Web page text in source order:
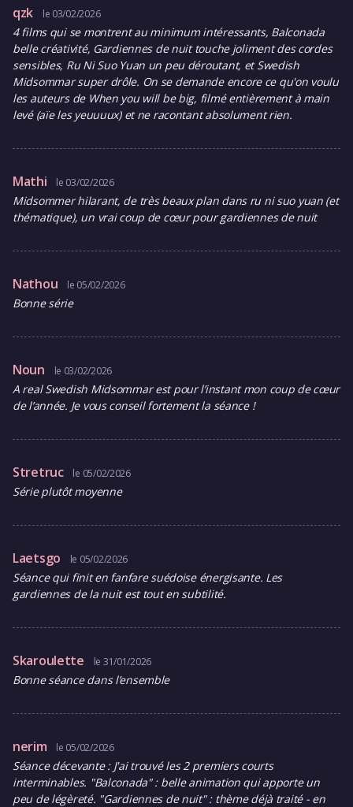
qzk le 03/02/2026
4 films qui se montrent au minimum intéressants, Balconada
belle créativité, Gardiennes de nuit touche joliment des cordes
sensibles, Ru Ni Suo Yuan un peu déroutant, et Swedish
Midsommar super drôle. On se demande encore ce qu'on voulu
les auteurs de When you will be big, filmé entièrement à main
levé (aïe les yeuuuux) et ne racontant absolument rien.
Mathi le 03/02/2026
Midsommer hilarant, de très beaux plan dans ru ni suo yuan (et
thématique), un vrai coup de cœur pour gardiennes de nuit
Nathou le 05/02/2026
Bonne série
Noun le 03/02/2026
A real Swedish Midsommar est pour l’instant mon coup de cœur
de l’année. Je vous conseil fortement la séance !
Stretruc le 05/02/2026
Série plutôt moyenne
Laetsgo le 05/02/2026
Séance qui finit en fanfare suédoise énergisante. Les
gardiennes de la nuit est tout en subtilité.
Skaroulette le 31/01/2026
Bonne séance dans l’ensemble
nerim le 05/02/2026
Séance décevante : J'ai trouvé les 2 premiers courts
interminables. "Balconada" : belle animation qui apporte un
peu de légèreté. "Gardiennes de nuit" : thème déjà traité - en